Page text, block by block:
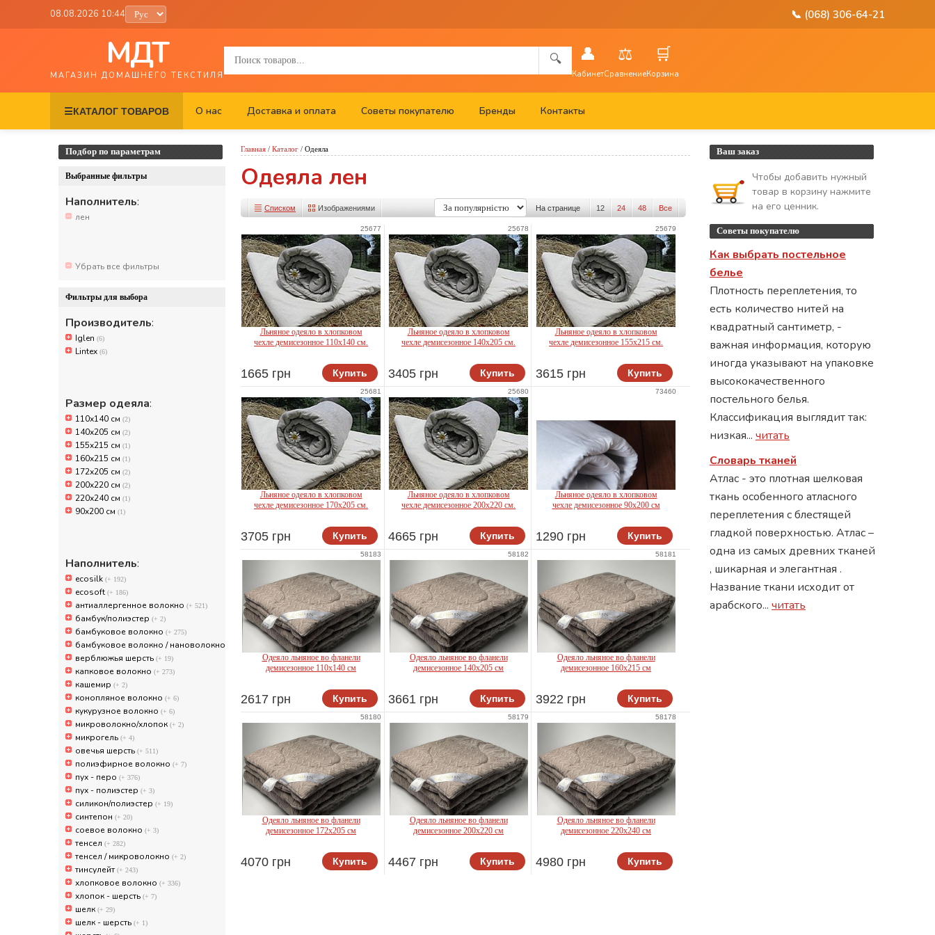
08.08.2026 10:44 📞 (068) 306-64-21
МДТ
МАГАЗИН ДОМАШНЕГО ТЕКСТИЛЯ
🔍 👤
Кабинет
⚖️
Сравнение
🛒
Корзина
☰КАТАЛОГ ТОВАРОВ О нас Доставка и оплата Советы покупателю Бренды Контакты
Подбор по параметрам
Выбранные фильтры
Наполнитель:
лен
Убрать все фильтры
Фильтры для выбора
Производитель:
Iglen (6)
Lintex (6)
Размер одеяла:
110х140 см (2)
140x205 см (2)
155x215 см (1)
160x215 см (1)
172х205 см (2)
200x220 см (2)
220х240 см (1)
90x200 см (1)
Наполнитель:
ecosilk (+ 192)
ecosoft (+ 186)
антиаллергенное волокно (+ 521)
бамбук/полиэстер (+ 2)
бамбуковое волокно (+ 275)
бамбуковое волокно / нановолокно
верблюжья шерсть (+ 19)
капковое волокно (+ 273)
кашемир (+ 2)
конопляное волокно (+ 6)
кукурузное волокно (+ 6)
микроволокно/хлопок (+ 2)
микрогель (+ 4)
овечья шерсть (+ 511)
полиэфирное волокно (+ 7)
пух - перо (+ 376)
пух - полиэстер (+ 3)
силикон/полиэстер (+ 19)
синтепон (+ 20)
соевое волокно (+ 3)
тенсел (+ 282)
тенсел / микроволокно (+ 2)
тинсулейт(+ 243)
хлопковое волокно (+ 336)
хлопок - шерсть (+ 7)
шелк (+ 29)
шелк - шерсть (+ 1)
Главная / Каталог / Одеяла
Одеяла лен
На странице 12 24 48 Все
Списком Изображениями
25677
Льняное одеяло в хлопковом
чехле демисезонное 110х140 см.
1665 грн Купить
25678
Льняное одеяло в хлопковом
чехле демисезонное 140х205 см.
3405 грн Купить
25679
Льняное одеяло в хлопковом
чехле демисезонное 155х215 см.
3615 грн Купить
25681
Льняное одеяло в хлопковом
чехле демисезонное 170х205 см.
3705 грн Купить
25680
Льняное одеяло в хлопковом
чехле демисезонное 200х220 см.
4665 грн Купить
Lintex
73460
Льняное одеяло в хлопковом
чехле демисезонное 90х200 см
1290 грн Купить
58183
Одеяло льняное во фланели
демисезонное 110х140 см
2617 грн Купить
58182
Одеяло льняное во фланели
демисезонное 140х205 см
3661 грн Купить
58181
Одеяло льняное во фланели
демисезонное 160х215 см
3922 грн Купить
58180
Одеяло льняное во фланели
демисезонное 172х205 см
4070 грн Купить
58179
Одеяло льняное во фланели
демисезонное 200х220 см
4467 грн Купить
58178
Одеяло льняное во фланели
демисезонное 220х240 см
4980 грн Купить
Ваш заказ
Чтобы добавить нужный
товар в корзину нажмите
на его ценник.
Советы покупателю
Как выбрать постельное
белье
Плотность переплетения, то
есть количество нитей на
квадратный сантиметр, -
важная информация, которую
иногда указывают на упаковке
высококачественного
постельного белья.
Классификация выглядит так:
низкая... читать
Словарь тканей
Атлас - это плотная шелковая
ткань особенного атласного
переплетения с блестящей
гладкой поверхностью. Атлас –
одна из самых древних тканей
, шикарная и элегантная .
Название ткани исходит от
арабского... читать